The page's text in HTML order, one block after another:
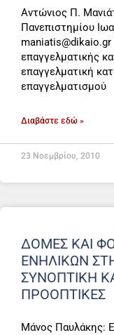
Αντώνιος Π.
Πανεπιστημίου
maniatis@dikaio.gr
επαγγελματικής
επαγγελματική
επαγγελματισμού
Διαβάστε εδώ »
23 Νοεμβρίου, 2010
ΔΟΜΈΣ ΚΑΙ
ΕΝΗΛΊΚΩΝ
ΣΥΝΟΠΤΙΚΉ
ΠΡΟΟΠΤΙΚΈΣ
Μάνος Παυλάκης: